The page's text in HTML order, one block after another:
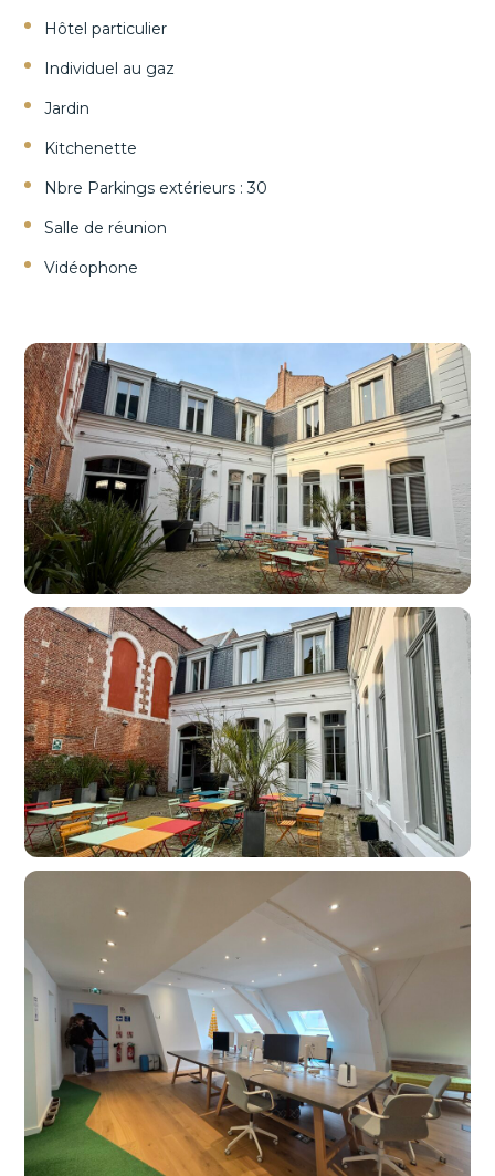
Hôtel particulier
Individuel au gaz
Jardin
Kitchenette
Nbre Parkings extérieurs : 30
Salle de réunion
Vidéophone